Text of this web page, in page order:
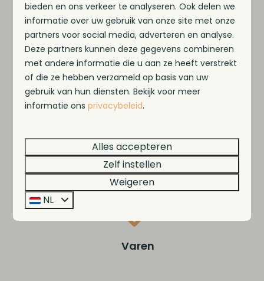
Surfen
Foilen
Suppen
Varen
bieden en ons verkeer te analyseren. Ook delen we
informatie over uw gebruik van onze site met onze
partners voor social media, adverteren en analyse.
Deze partners kunnen deze gegevens combineren
met andere informatie die u aan ze heeft verstrekt
of die ze hebben verzameld op basis van uw
gebruik van hun diensten. Bekijk voor meer
informatie onsprivacybeleid.
Alles accepteren
Zelf instellen
Weigeren
NL